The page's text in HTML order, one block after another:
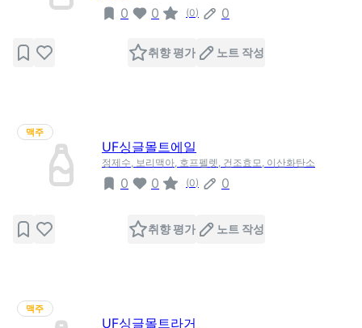
0 0 (0) 0
취향 평가 노트 작성
맥주
UF싱글몰트에일
정제수, 보리맥아, 호프펠렛, 건조효모, 이산화탄소
0 0 (0) 0
취향 평가 노트 작성
맥주
UF싱글몰트라거